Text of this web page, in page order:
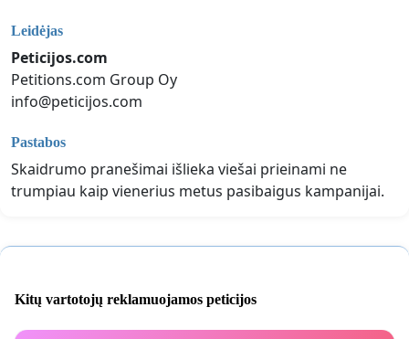
Leidėjas
Peticijos.com
Petitions.com Group Oy
info@peticijos.com
Pastabos
Skaidrumo pranešimai išlieka viešai prieinami ne
trumpiau kaip vienerius metus pasibaigus kampanijai.
Kitų vartotojų reklamuojamos peticijos